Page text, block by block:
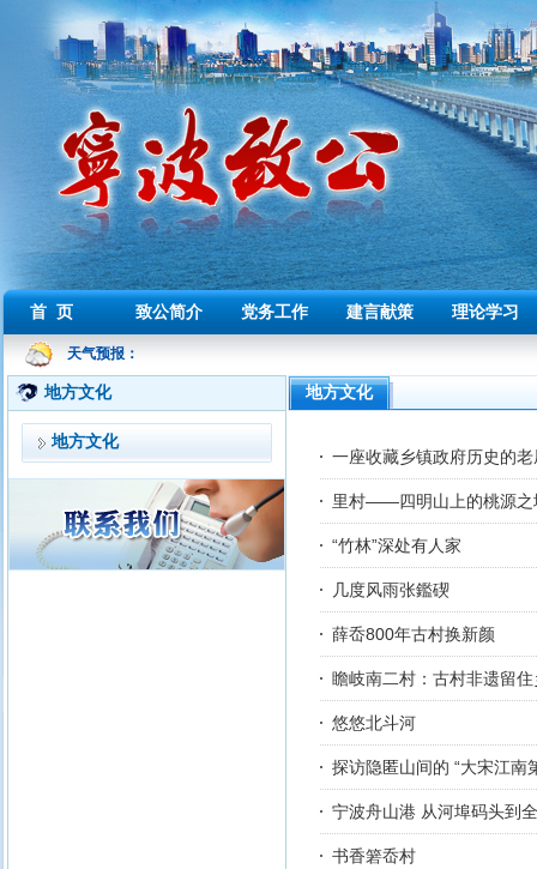
首 页 致公简介 党务工作 建言献策 理论学习
天气预报：
地方文化
地方文化
地方文化
一座收藏乡镇政府历史的老
里村——四明山上的桃源之
“竹林”深处有人家
几度风雨张鑑碶
薛岙800年古村换新颜
瞻岐南二村：古村非遗留住
悠悠北斗河
探访隐匿山间的 “大宋江南
宁波舟山港 从河埠码头到
书香箬岙村